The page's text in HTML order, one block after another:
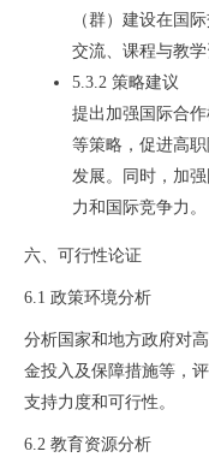
（群）建设在国
交流、课程与教
5.3.2 策略建议
提出加强国际合
等策略，促进高
发展。同时，加
力和国际竞争力。
六、可行性论证
6.1 政策环境分析
分析国家和地方政府对
金投入及保障措施等，
支持力度和可行性。
6.2 教育资源分析